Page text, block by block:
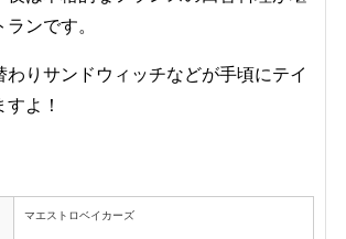
ンです。
わりサンドウィッチなどが手頃にテイ
よ！
マエストロベイカーズ